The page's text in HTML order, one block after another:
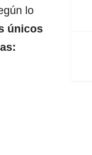
lo
únicos